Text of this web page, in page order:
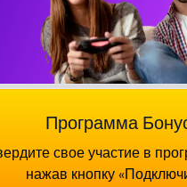
Программа
свое участие в
нажав кнопку